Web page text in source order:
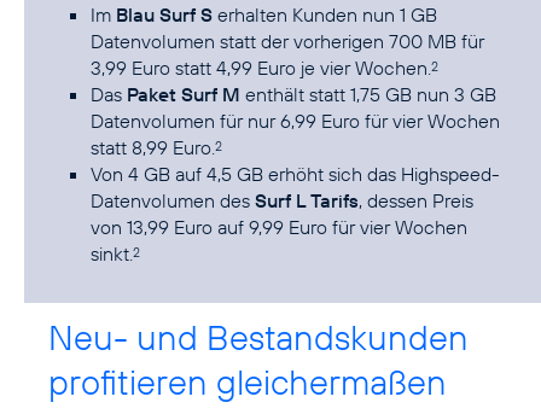
Im Blau Surf S erhalten Kunden nun 1 GB
Datenvolumen statt der vorherigen 700 MB für
3,99 Euro statt 4,99 Euro je vier Wochen. 2
Das Paket Surf M enthält statt 1,75 GB nun 3 GB
Datenvolumen für nur 6,99 Euro für vier Wochen
statt 8,99 Euro. 2
Von 4 GB auf 4,5 GB erhöht sich das Highspeed-
Datenvolumen des Surf L Tarifs, dessen Preis
von 13,99 Euro auf 9,99 Euro für vier Wochen
sinkt. 2
Neu- und Bestandskunden
profitieren gleichermaßen